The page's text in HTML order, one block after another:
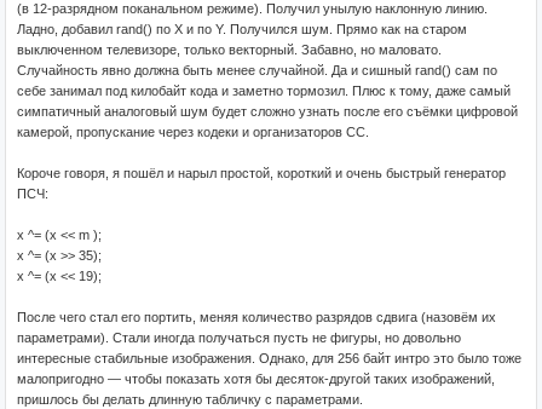
(в 12-разрядном поканальном режиме). Получил унылую наклонную линию.
Ладно, добавил rand() по X и по Y. Получился шум. Прямо как на старом
выключенном телевизоре, только векторный. Забавно, но маловато.
Случайность явно должна быть менее случайной. Да и сишный rand() сам по
себе занимал под килобайт кода и заметно тормозил. Плюс к тому, даже самый
симпатичный аналоговый шум будет сложно узнать после его съёмки цифровой
камерой, пропускание через кодеки и организаторов CC.
Короче говоря, я пошёл и нарыл простой, короткий и очень быстрый генератор
ПСЧ:
x ^= (x << m );
x ^= (x >> 35);
x ^= (x << 19);
После чего стал его портить, меняя количество разрядов сдвига (назовём их
параметрами). Стали иногда получаться пусть не фигуры, но довольно
интересные стабильные изображения. Однако, для 256 байт интро это было тоже
малопригодно — чтобы показать хотя бы десяток-другой таких изображений,
пришлось бы делать длинную табличку с параметрами.